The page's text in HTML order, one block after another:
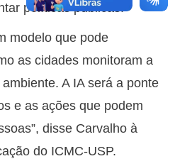
políticas públicas.
modelo que pode
as cidades monitoram a
A IA será a ponte
e as ações que podem
disse Carvalho à
do ICMC-USP.